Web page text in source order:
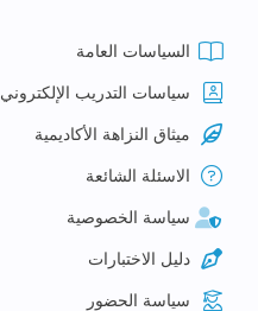
السياسات العامة
سياسات التدريب الإلكتروني
ميثاق النزاهة الأكاديمية
الاسئلة الشائعة
سياسة الخصوصية
دليل الاختبارات
سياسة الحضور